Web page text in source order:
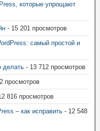
которые упрощают
- 15 201 просмотров
самый простой и
делать - 13 712 просмотров
просмотров
816 просмотров
– как исправить - 12 548